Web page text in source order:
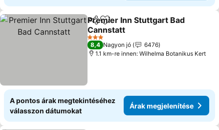
Megosztás
Hozzáadás a kedvencekhez
Premier Inn Stuttgart Bad
Cannstatt
3 Kategória
8,4 Nagyon jó
6476
1.1 km-re innen: Wilhelma Botanikus Kert
A pontos árak megtekintéséhez
válasszon dátumokat
Árak megjelenítése